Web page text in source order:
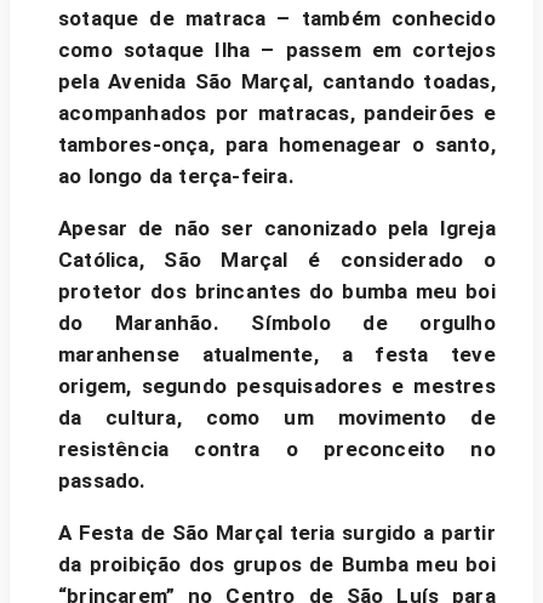
sotaque de matraca – também conhecido
como sotaque Ilha – passem em cortejos
pela Avenida São Marçal, cantando toadas,
acompanhados por matracas, pandeirões e
tambores-onça, para homenagear o santo,
ao longo da terça-feira.
Apesar de não ser canonizado pela Igreja
Católica, São Marçal é considerado o
protetor dos brincantes do bumba meu boi
do Maranhão. Símbolo de orgulho
maranhense atualmente, a festa teve
origem, segundo pesquisadores e mestres
da cultura, como um movimento de
resistência contra o preconceito no
passado.
A Festa de São Marçal teria surgido a partir
da proibição dos grupos de Bumba meu boi
“brincarem” no Centro de São Luís para